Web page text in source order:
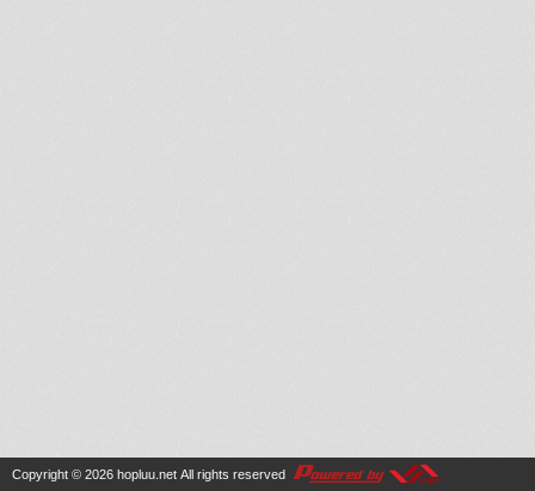
Copyright © 2026 hopluu.net All rights reserved